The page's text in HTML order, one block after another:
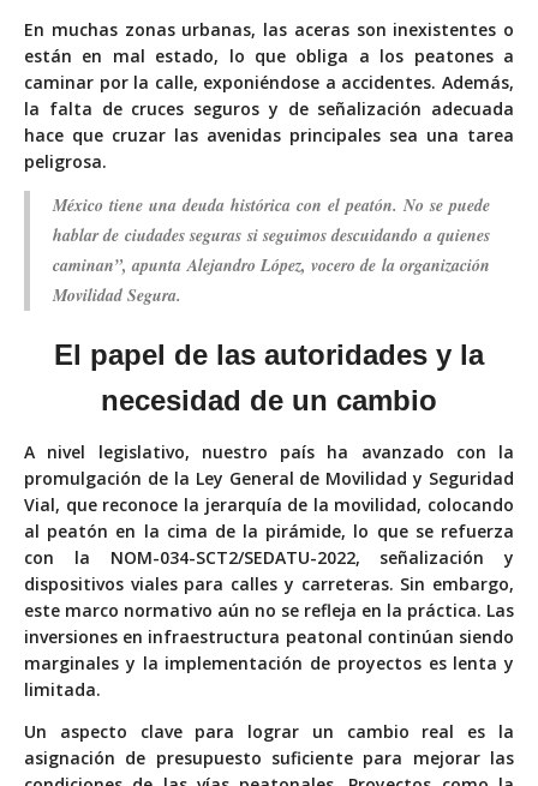
En muchas zonas urbanas, las aceras son inexistentes o
están en mal estado, lo que obliga a los peatones a
caminar por la calle, exponiéndose a accidentes. Además,
la falta de cruces seguros y de señalización adecuada
hace que cruzar las avenidas principales sea una tarea
peligrosa.
México tiene una deuda histórica con el peatón. No se puede
hablar de ciudades seguras si seguimos descuidando a quienes
caminan”, apunta Alejandro López, vocero de la organización
Movilidad Segura.
El papel de las autoridades y la
necesidad de un cambio
A nivel legislativo, nuestro país ha avanzado con la
promulgación de la Ley General de Movilidad y Seguridad
Vial, que reconoce la jerarquía de la movilidad, colocando
al peatón en la cima de la pirámide, lo que se refuerza
con la NOM-034-SCT2/SEDATU-2022, señalización y
dispositivos viales para calles y carreteras. Sin embargo,
este marco normativo aún no se refleja en la práctica. Las
inversiones en infraestructura peatonal continúan siendo
marginales y la implementación de proyectos es lenta y
limitada.
Un aspecto clave para lograr un cambio real es la
asignación de presupuesto suficiente para mejorar las